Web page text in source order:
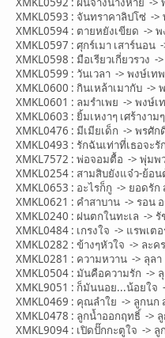
XMKL0593 : จันทราคาลิปโซ่ -
XMKL0594 : ตายหยังเขียด ->
XMKL0597 : ศุกร์เมา เสาร์นอ
XMKL0598 : มือเรียวเกี่ยวรวง
XMKL0599 : วันเวลา -> พงษ์เ
XMKL0600 : กินเหล้าเมากับ ->
XMKL0601 : ลมรำเพย -> พงษ์
XMKL0603 : ยิ้มเหงาๆ เศร้างา
XMKL0476 : มีเมียเด็ก -> พรศัก
XMKL0493 : รักฉันเท่าที่เธอจะ
XMKL7572 : พ่อจอมตื้อ -> พุ่มพ
XMKL0254 : สามสิบยังแจ๋ว-ย้อ
XMKL0653 : อะไรก็กู -> ยอดรัก
XMKL0621 : คำสาบาน -> รอน
XMKL0240 : ฝนตกในทะเล ->
XMKL0484 : เกรงใจ -> แรพเต
XMKL0282 : ข้างๆหัวใจ -> ละ
XMKL0281 : ความหวาน -> ลุลา
XMKL0504 : มันคือความรัก ->
XMKL9051 : ก็มันนอย...น้อยใจ
XMKL0469 : คุณลำใย -> ลูกนก
XMKL0478 : ลูกน้ำออกฤทธิ์ ->
XMKL9094 : เปิดปั๊กกะตูใจ ->